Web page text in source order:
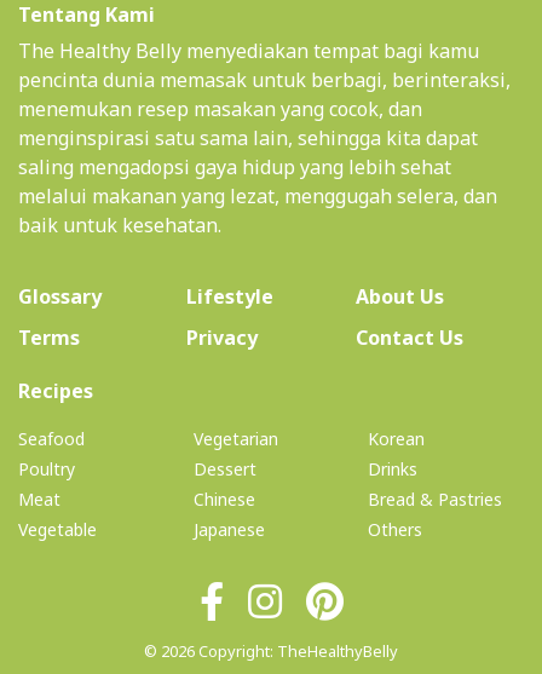
Tentang Kami
The Healthy Belly menyediakan tempat bagi kamu
pencinta dunia memasak untuk berbagi, berinteraksi,
menemukan resep masakan yang cocok, dan
menginspirasi satu sama lain, sehingga kita dapat
saling mengadopsi gaya hidup yang lebih sehat
melalui makanan yang lezat, menggugah selera, dan
baik untuk kesehatan.
Glossary Lifestyle About Us(current)
Terms
Privacy
Contact Us
Recipes(current)
Seafood
Poultry
Meat
Vegetable
Vegetarian
Dessert
Chinese
Japanese
Korean
Drinks
Bread & Pastries
Others
© 2026 Copyright: TheHealthyBelly